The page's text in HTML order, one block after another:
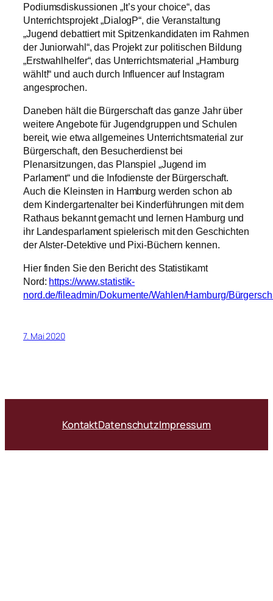
Podiumsdiskussionen „It’s your choice“, das
Unterrichtsprojekt „DialogP“, die Veranstaltung
„Jugend debattiert mit Spitzenkandidaten im Rahmen
der Juniorwahl“, das Projekt zur politischen Bildung
„Erstwahlhelfer“, das Unterrichtsmaterial „Hamburg
wählt!“ und auch durch Influencer auf Instagram
angesprochen.
Daneben hält die Bürgerschaft das ganze Jahr über
weitere Angebote für Jugendgruppen und Schulen
bereit, wie etwa allgemeines Unterrichtsmaterial zur
Bürgerschaft, den Besucherdienst bei
Plenarsitzungen, das Planspiel „Jugend im
Parlament“ und die Infodienste der Bürgerschaft.
Auch die Kleinsten in Hamburg werden schon ab
dem Kindergartenalter bei Kinderführungen mit dem
Rathaus bekannt gemacht und lernen Hamburg und
ihr Landesparlament spielerisch mit den Geschichten
der Alster-Detektive und Pixi-Büchern kennen.
Hier finden Sie den Bericht des Statistikamt
Nord: https://www.statistik-
nord.de/fileadmin/Dokumente/Wahlen/Hamburg/
7. Mai 2020
KontaktDatenschutzImpressum